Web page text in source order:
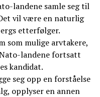
landene samle seg til
vil være en naturlig
etterfølger.
som mulige arvtakere,
landene fortsatt
kandidat.
seg opp en forståelse
opplyser en annen